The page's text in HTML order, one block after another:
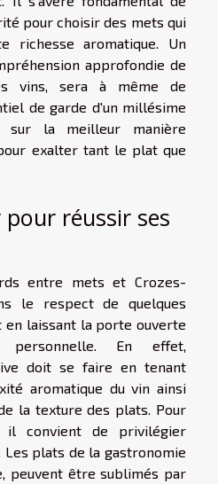
pour choisir des mets qui
richesse aromatique. Un
approfondie de
vins, sera à même de
de garde d'un millésime
sur la meilleur manière
exalter tant le plat que
réussir ses
entre mets et Crozes-
le respect de quelques
en laissant la porte ouverte
personnelle. En effet,
doit se faire en tenant
aromatique du vin ainsi
la texture des plats. Pour
il convient de privilégier
plats de la gastronomie
peuvent être sublimés par